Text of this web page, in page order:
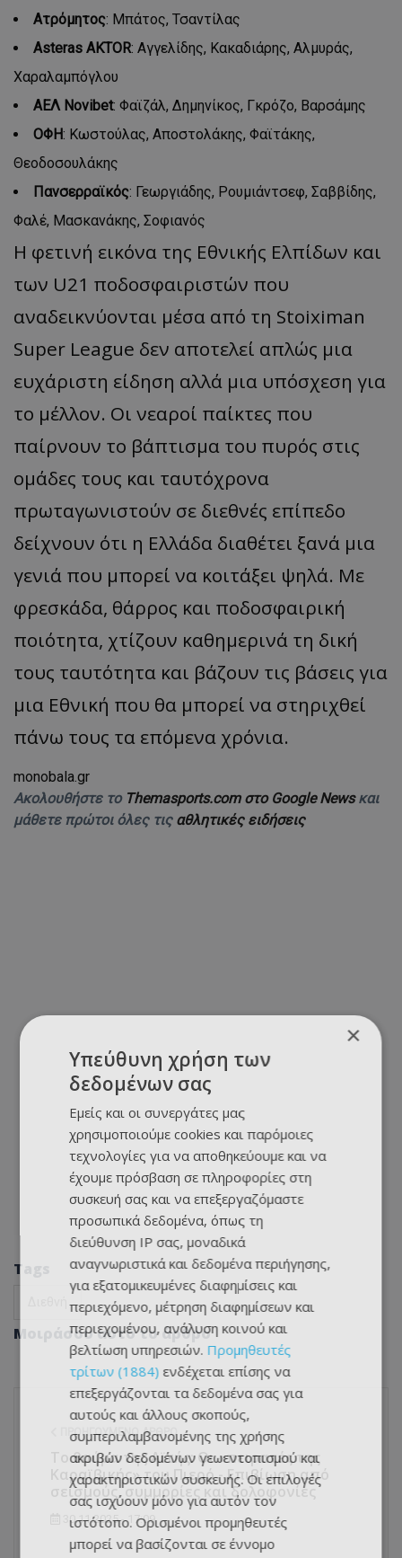
Ατρόμητος: Μπάτος, Τσαντίλας
Αsteras AKTOR: Αγγελίδης, Κακαδιάρης, Αλμυράς,
Χαραλαμπόγλου
ΑΕΛ Novibet: Φαϊζάλ, Δημηνίκος, Γκρόζο, Βαρσάμης
ΟΦΗ: Κωστούλας, Αποστολάκης, Φαϊτάκης,
Θεοδοσουλάκης
Πανσερραϊκός: Γεωργιάδης, Ρουμιάντσεφ, Σαββίδης,
Φαλέ, Μασκανάκης, Σοφιανός
Η φετινή εικόνα της Εθνικής Ελπίδων και
των U21 ποδοσφαιριστών που
αναδεικνύονται μέσα από τη Stoiximan
Super League δεν αποτελεί απλώς μια
ευχάριστη είδηση αλλά μια υπόσχεση για
το μέλλον. Οι νεαροί παίκτες που
παίρνουν το βάπτισμα του πυρός στις
ομάδες τους και ταυτόχρονα
πρωταγωνιστούν σε διεθνές επίπεδο
δείχνουν ότι η Ελλάδα διαθέτει ξανά μια
γενιά που μπορεί να κοιτάξει ψηλά. Με
φρεσκάδα, θάρρος και ποδοσφαιρική
ποιότητα, χτίζουν καθημερινά τη δική
τους ταυτότητα και βάζουν τις βάσεις για
μια Εθνική που θα μπορεί να στηριχθεί
πάνω τους τα επόμενα χρόνια.
monobala.gr
Ακολουθήστε το Themasports.com στο Google Newsκαι
μάθετε πρώτοι όλες τις αθλητικές ειδήσεις
Tags
Μοιράσου αυτό το άρθρο
ΠΡΟΗΓΟΎΜΕΝΟ ΆΡΘΡΟ
Το θαύμα της Αϊτής: Οι «πειρατές της
Καραϊβικής» του Πιερό - Επιβίωση από
σεισμούς, συμμορίες και δολοφονίες
30.11.2025 - 17:09
×
Υπεύθυνη χρήση των
δεδομένων σας
Εμείς και οι συνεργάτες μας
χρησιμοποιούμε cookies και παρόμοιες
τεχνολογίες για να αποθηκεύουμε και να
έχουμε πρόσβαση σε πληροφορίες στη
συσκευή σας και να επεξεργαζόμαστε
προσωπικά δεδομένα, όπως τη
διεύθυνση IP σας, μοναδικά
αναγνωριστικά και δεδομένα περιήγησης,
για εξατομικευμένες διαφημίσεις και
περιεχόμενο, μέτρηση διαφημίσεων και
περιεχομένου, ανάλυση κοινού και
βελτίωση υπηρεσιών. Προμηθευτές
τρίτων (1884) ενδέχεται επίσης να
επεξεργάζονται τα δεδομένα σας για
αυτούς και άλλους σκοπούς,
συμπεριλαμβανομένης της χρήσης
ακριβών δεδομένων γεωεντοπισμού και
χαρακτηριστικών συσκευής. Οι επιλογές
σας ισχύουν μόνο για αυτόν τον
ιστότοπο. Ορισμένοι προμηθευτές
μπορεί να βασίζονται σε έννομο